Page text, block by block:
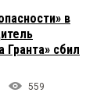
в
Гранта» сбил
559